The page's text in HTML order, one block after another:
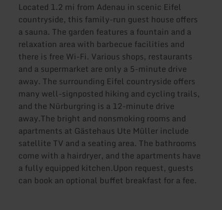
Located 1.2 mi from Adenau in scenic Eifel
countryside, this family-run guest house offers
a sauna. The garden features a fountain and a
relaxation area with barbecue facilities and
there is free Wi-Fi. Various shops, restaurants
and a supermarket are only a 5-minute drive
away. The surrounding Eifel countryside offers
many well-signposted hiking and cycling trails,
and the Nürburgring is a 12-minute drive
away.The bright and nonsmoking rooms and
apartments at Gästehaus Ute Müller include
satellite TV and a seating area. The bathrooms
come with a hairdryer, and the apartments have
a fully equipped kitchen.Upon request, guests
can book an optional buffet breakfast for a fee.